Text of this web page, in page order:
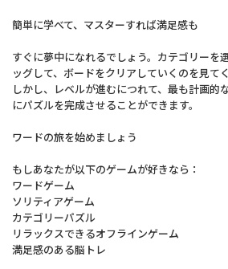
簡単に学べて、マスターすれば満足感も
すぐに夢中になれるでしょう。カテゴリーを
ッグして、ボードをクリアしていくのを見て
しかし、レベルが進むにつれて、最も計画的
にパズルを完成させることができます。
ワードの旅を始めましょう
もしあなたが以下のゲームが好きなら：
ワードゲーム
ソリティアゲーム
カテゴリーパズル
リラックスできるオフラインゲーム
満足感のある脳トレ